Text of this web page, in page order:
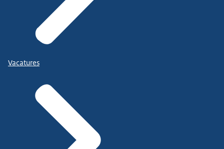
Vacatures